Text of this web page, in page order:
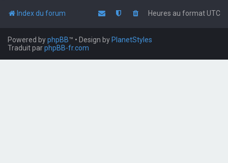
Index du forum Heures au formatUTC
Powered byphpBB™ • Design by PlanetStyles
Traduit parphpBB-fr.com